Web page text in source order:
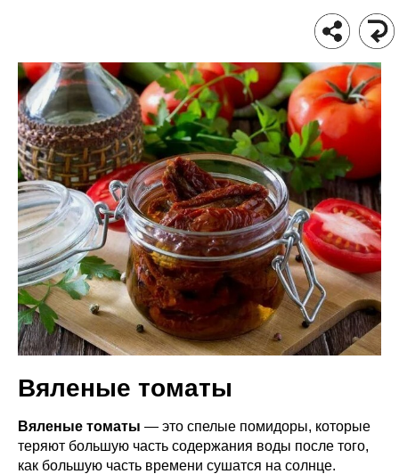
Вяленые томаты
Вяленые томаты — это спелые помидоры, которые
теряют большую часть содержания воды после того,
как большую часть времени сушатся на солнце.